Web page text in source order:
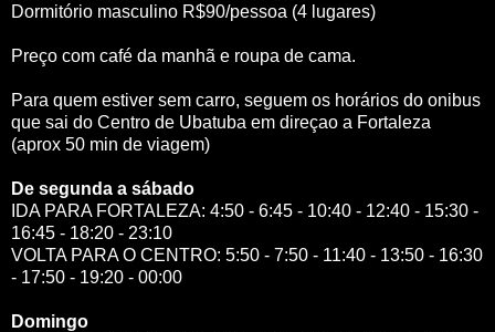
Dormitório masculino R$90/pessoa (4 lugares)
Preço com café da manhã e roupa de cama.
Para quem estiver sem carro, seguem os horários do onibus
que sai do Centro de Ubatuba em direçao a Fortaleza
(aprox 50 min de viagem)
De segunda a sábado
IDA PARA FORTALEZA: 4:50 - 6:45 - 10:40 - 12:40 - 15:30 -
16:45 - 18:20 - 23:10
VOLTA PARA O CENTRO: 5:50 - 7:50 - 11:40 - 13:50 - 16:30
- 17:50 - 19:20 - 00:00
Domingo